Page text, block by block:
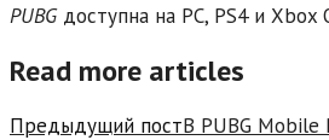
PUBGдоступна на PC, PS4 и Xbox
Read more articles
Предыдущий постВ PUBG Mobile